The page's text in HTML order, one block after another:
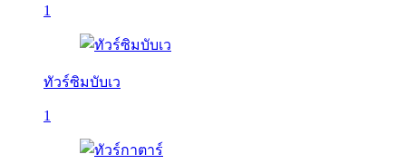
1
ทัวร์ซิมบับเว
1